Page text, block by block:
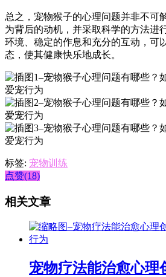
总之，宠物猴子的心理问题并非不可
为背后的动机，并采取科学的方法进
环境、稳定的作息和充分的互动，可
态，使其健康快乐地成长。
标签: 宠物训练
点赞(18)
相关文章
宠物疗法能治愈心理